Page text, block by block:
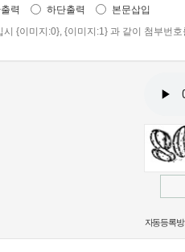
력 하단출력
본문삽입
시 {이미지:0}, {이미지:1} 과 같이 첨부번
자동등록